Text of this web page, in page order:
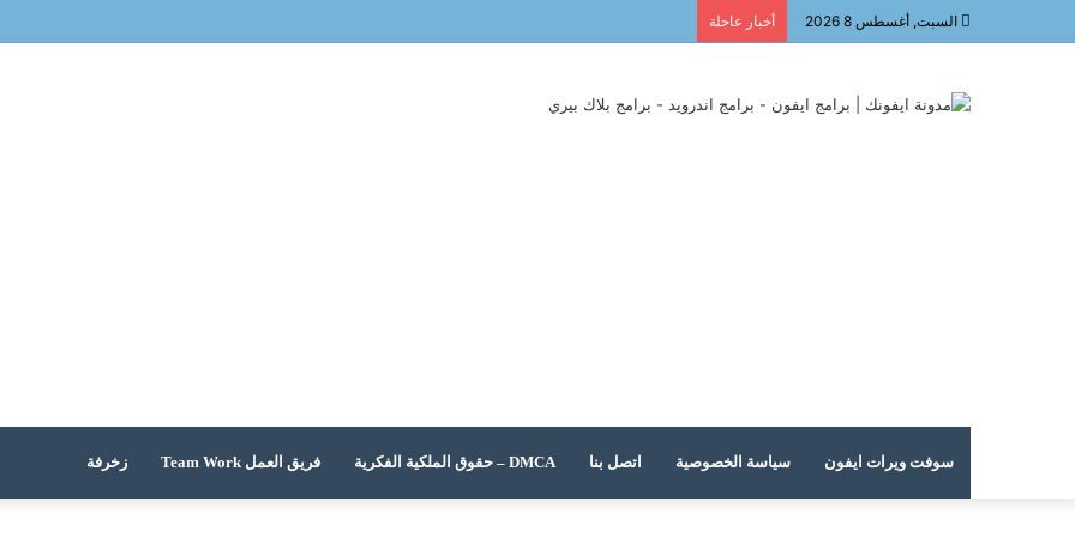
السبت, أغسطس 8 2026 أخبار عاجلة
سوفت ويرات ايفون سياسة الخصوصية اتصل بنا DMCA – حقوق الملكية الفكرية فريق العمل Team Work زخرفة